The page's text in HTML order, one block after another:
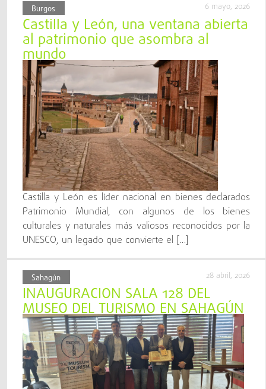
Burgos 6 mayo, 2026
Castilla y León, una ventana abierta
al patrimonio que asombra al
mundo
Castilla y León es líder nacional en bienes declarados
Patrimonio Mundial, con algunos de los bienes
culturales y naturales más valiosos reconocidos por la
UNESCO, un legado que convierte el […]
Sahagún 28 abril, 2026
INAUGURACIÓN SALA 128 DEL
MUSEO DEL TURISMO EN SAHAGÚN